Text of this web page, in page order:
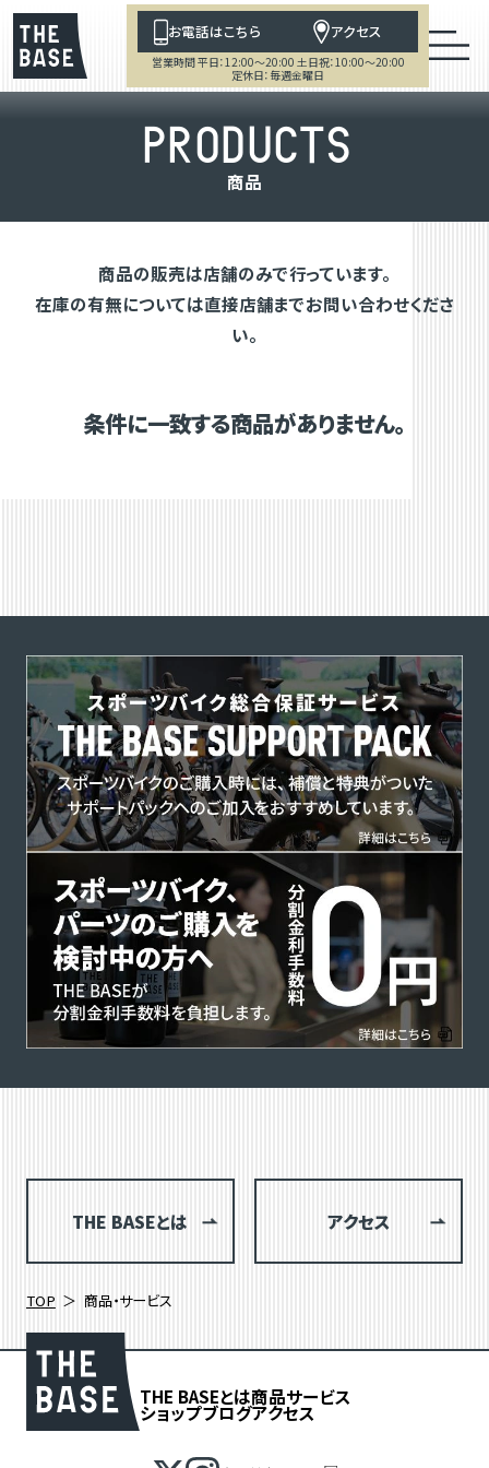
お電話はこちら アクセス
営業時間 平日：12:00～20:00 土日祝：10:00～20:00
定休日：毎週金曜日
PRODUCTS
商品
商品の販売は店舗のみで行っています。
在庫の有無については直接店舗までお問い合わせくださ
い。
条件に一致する商品がありません。
THE BASEとは アクセス
TOP 商品・サービス
THE BASEとは商品サービス
ショップブログアクセス